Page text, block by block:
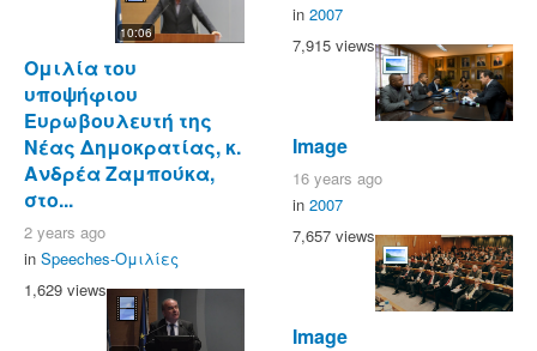
10:06
Ομιλία του
υποψήφιου
Ευρωβουλευτή της
Νέας Δημοκρατίας, κ.
Ανδρέα Ζαμπούκα,
στο...
2 years ago
in Speeches-Ομιλίες
1,629 views
in 2007
7,915 views
Image
16 years ago
in 2007
7,657 views
Image